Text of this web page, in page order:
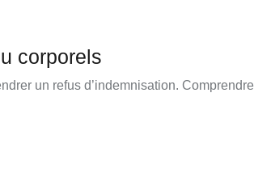
corporels
un refus d’indemnisation. Comprendre